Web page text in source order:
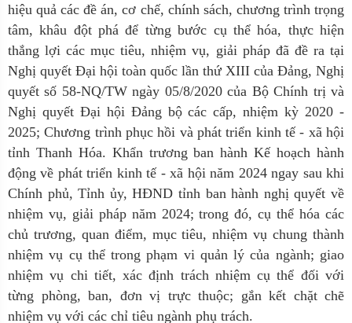
hiệu quả các đề án, cơ chế, chính sách, chương trình trọng
tâm, khâu đột phá để từng bước cụ thể hóa, thực hiện
thắng lợi các mục tiêu, nhiệm vụ, giải pháp đã đề ra tại
Nghị quyết Đại hội toàn quốc lần thứ XIII của Đảng, Nghị
quyết số 58-NQ/TW ngày 05/8/2020 của Bộ Chính trị và
Nghị quyết Đại hội Đảng bộ các cấp, nhiệm kỳ 2020 -
2025; Chương trình phục hồi và phát triển kinh tế - xã hội
tỉnh Thanh Hóa. Khẩn trương ban hành Kế hoạch hành
động về phát triển kinh tế - xã hội năm 2024 ngay sau khi
Chính phủ, Tỉnh ủy, HĐND tỉnh ban hành nghị quyết về
nhiệm vụ, giải pháp năm 2024; trong đó, cụ thể hóa các
chủ trương, quan điểm, mục tiêu, nhiệm vụ chung thành
nhiệm vụ cụ thể trong phạm vi quản lý của ngành; giao
nhiệm vụ chi tiết, xác định trách nhiệm cụ thể đối với
từng phòng, ban, đơn vị trực thuộc; gắn kết chặt chẽ
nhiệm vụ với các chỉ tiêu ngành phụ trách.